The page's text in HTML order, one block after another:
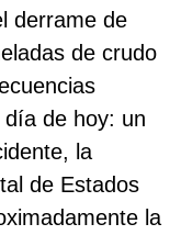
derrame de
de crudo
de hoy: un
la
de Estados
la